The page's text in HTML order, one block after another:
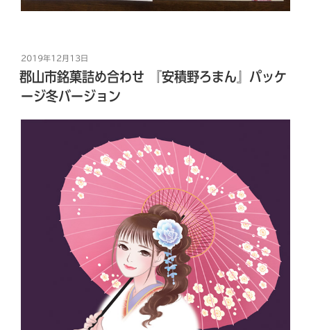
投
稿
日:
2019年12月13日
郡山市銘菓詰め合わせ 『安積野ろまん』パッケ
ージ冬バージョン